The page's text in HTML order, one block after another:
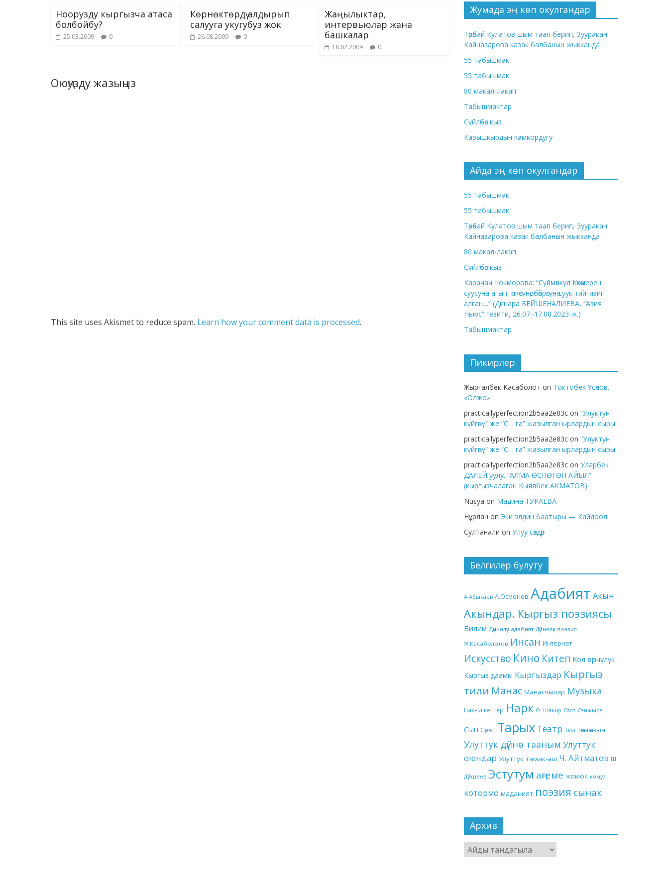
ki
Ноорузду кыргызча атаса
болбойбу?
25.03.2009 0
Көрнөктөрдү алдырып
салууга укугубуз жок
26.08.2009 0
Жаңылыктар,
интервьюлар жана
башкалар
18.02.2009 0
Оюңузду жазыңыз
This site uses Akismet to reduce spam. Learn how your comment data is processed.
Жумада эң көп окулгандар
Төрөбай Кулатов шым таап берип, Зууракан
Кайназарова казак балбанын жыкканда
55 табышмак
55 табышмак
80 макал-лакап
Табышмактар
Сүйлөбөс кыз
Карышкырдын камкордугу
Айда эң көп окулгандар
55 табышмак
55 табышмак
Төрөбай Кулатов шым таап берип, Зууракан
Кайназарова казак балбанын жыкканда
80 макал-лакап
Сүйлөбөс кыз
Карачач Чокморова: “Сүймөнкул Көкөмерен
суусуна агып, өпкөсүнө, бөйрөгүнө суук тийгизип
алган…” (Динара БЕЙШЕНАЛИЕВА, “Азия
Ньюс” гезити, 26.07–17.08.2023-ж.)
Табышмактар
Пикирлер
Жыргалбек Касаболот on Токтобек Үсөнов.
«Олжо»
practicallyperfection2b5aa2e83c on “Улуктун
күйгөнү” же “С… га” жазылган ырлардын сыры
practicallyperfection2b5aa2e83c on “Улуктун
күйгөнү” же “С… га” жазылган ырлардын сыры
practicallyperfection2b5aa2e83c on Уларбек
ДАЛЕЙ уулу. “АЛМА ӨСПӨГӨН АЙЫЛ”
(кыргызчалаган Кыялбек АКМАТОВ)
Nusya on Мадина ТУРАЕВА
Нұрлан on Эки элдин баатыры — Кайдоол
Султанали on Улуу сөздөр
Белгилер булуту
А.Абыкаев А.Осмонов Адабият Акын
Акындар. Кыргыз поэзиясы
Билим Дүйнөлүк адабият Дүйнөлүк поэзия
Ж.Касаболотов Инсан Интернет
Искусство Кино Китеп Кол өнөрчүлүк
Кыргыз даамы Кыргыздар Кыргыз
тили Манас Манасчылар Музыка
Накыл кептер Нарк О. Шакир Салт Санжыра
Сын Сүрөт Тарых Театр Тил Төкмө акын
Улуттук дүйнө тааным Улуттук
оюндар Улуттук тамак-аш Ч. Айтматов Ш.
Дүйшеев Эстутум аңгеме жомок комуз
котормо маданият поэзия сынак
Архив
Архив